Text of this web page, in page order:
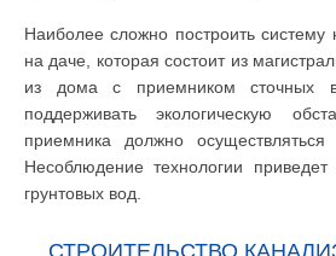
Наиболее сложно построить систему
на даче, которая состоит из
из дома с приемником сточных
поддерживать экологическую
приемника должно осуществляться
Несоблюдение технологии
грунтовых вод.